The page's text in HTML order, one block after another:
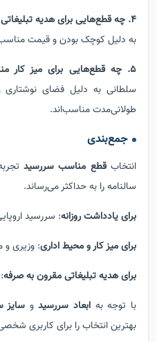
4. چه قطع‌هایی برای هدیه تبلیغاتی مناسبند؟
به دلیل کوچک بودن و قیمت
5. چه قطع‌هایی برای میز کار مناسب‌اند؟
سلطانی به دلیل فضای نوشتاری
طولانی‌مدت مناسب‌اند.
جمع‌بندی
انتخابقطع مناسب سررسید
سالنامه را به حداکثر می‌رساند.
برای یادداشت روزانه: سررسید
برای میز کار و محیط اداری: وزیری و
برای هدیه تبلیغاتی مقرون به صرفه
با توجه به ابعاد سررسیدو سایز
بهترین انتخاب را برای کاربری